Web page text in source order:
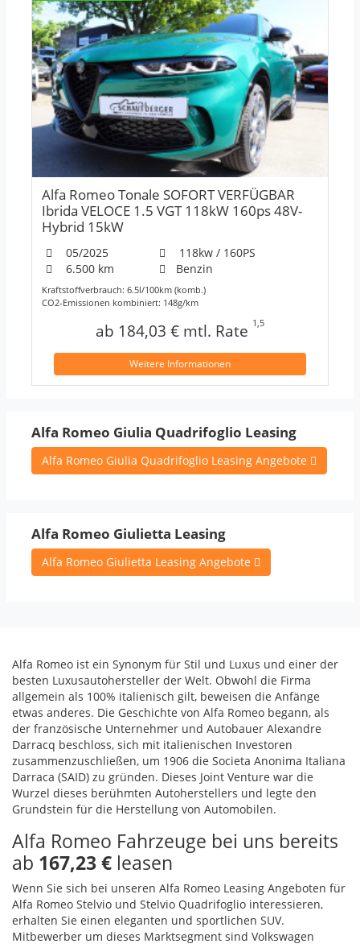
Alfa Romeo Tonale ️SOFORT VERFÜGBAR ️
Ibrida VELOCE 1.5 VGT 118kW 160ps 48V-
Hybrid 15kW
05/2025
118kw / 160PS
6.500 km
Benzin
Kraftstoffverbrauch: 6.5l/100km (komb.)
CO2-Emissionen kombiniert: 148g/km
ab 184,03 € mtl. Rate 1,5
Weitere Informationen
Alfa Romeo Giulia Quadrifoglio Leasing
Alfa Romeo Giulia Quadrifoglio Leasing Angebote
Alfa Romeo Giulietta Leasing
Alfa Romeo Giulietta Leasing Angebote
Alfa Romeo ist ein Synonym für Stil und Luxus und einer der
besten Luxusautohersteller der Welt. Obwohl die Firma
allgemein als 100% italienisch gilt, beweisen die Anfänge
etwas anderes. Die Geschichte von Alfa Romeo begann, als
der französische Unternehmer und Autobauer Alexandre
Darracq beschloss, sich mit italienischen Investoren
zusammenzuschließen, um 1906 die Societa Anonima Italiana
Darraca (SAID) zu gründen. Dieses Joint Venture war die
Wurzel dieses berühmten Autoherstellers und legte den
Grundstein für die Herstellung von Automobilen.
Alfa Romeo Fahrzeuge bei uns bereits
ab 167,23 € leasen
Wenn Sie sich bei unseren Alfa Romeo Leasing Angeboten für
Alfa Romeo Stelvio und Stelvio Quadrifoglio interessieren,
erhalten Sie einen eleganten und sportlichen SUV.
Mitbewerber um dieses Marktsegment sind Volkswagen